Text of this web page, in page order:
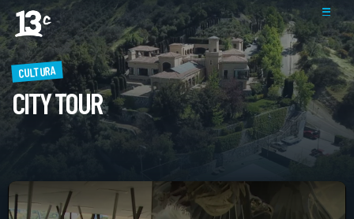
CULTURA
CITY TOUR